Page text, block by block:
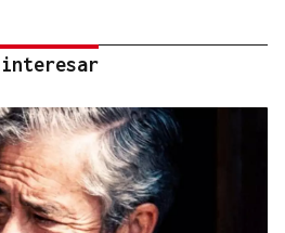
interesar